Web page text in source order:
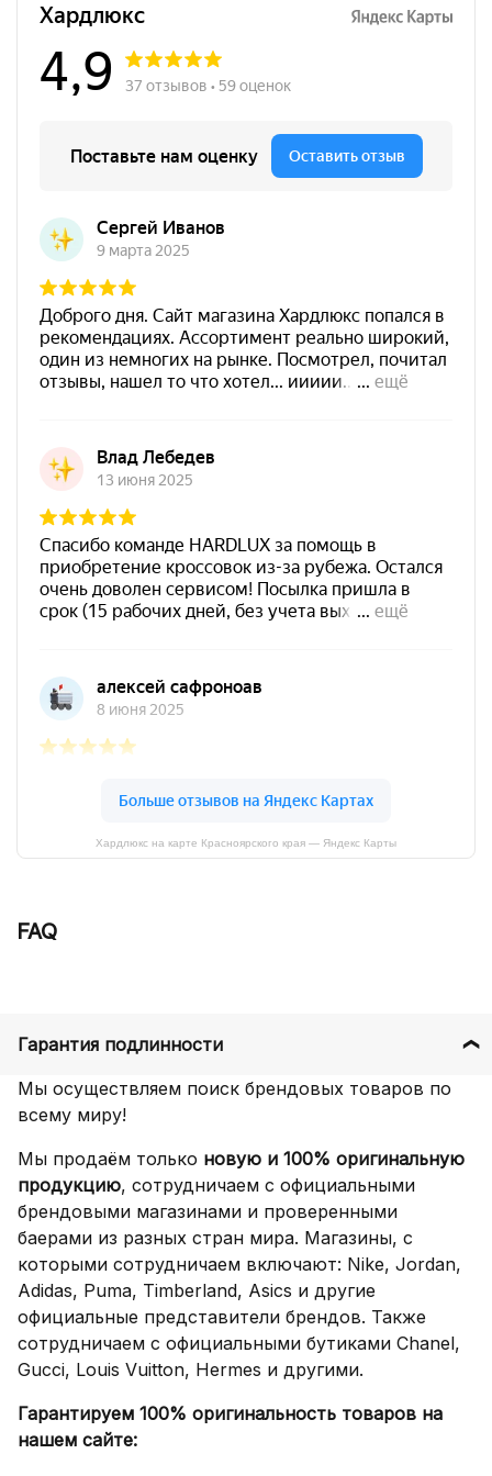
Хардлюкс на карте Красноярского края — Яндекс Карты
FAQ
Гарантия подлинности
Мы осуществляем поиск брендовых товаров по
всему миру!
Мы продаём только новую и 100% оригинальную
продукцию, сотрудничаем с официальными
брендовыми магазинами и проверенными
баерами из разных стран мира. Магазины, с
которыми сотрудничаем включают: Nike, Jordan,
Adidas, Puma, Timberland, Asics и другие
официальные представители брендов. Также
сотрудничаем с официальными бутиками Chanel,
Gucci, Louis Vuitton, Hermes и другими.
Гарантируем 100% оригинальность товаров на
нашем сайте: